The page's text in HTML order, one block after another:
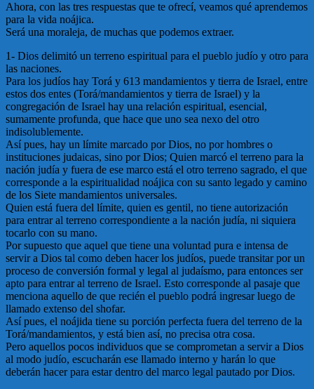
Ahora, con las tres respuestas que te ofrecí, veamos qué aprendemos
para la vida noájica.
Será una moraleja, de muchas que podemos extraer.
1- Dios delimitó un terreno espiritual para el pueblo judío y otro para
las naciones.
Para los judíos hay Torá y 613 mandamientos y tierra de Israel, entre
estos dos entes (Torá/mandamientos y tierra de Israel) y la
congregación de Israel hay una relación espiritual, esencial,
sumamente profunda, que hace que uno sea nexo del otro
indisolublemente.
Así pues, hay un límite marcado por Dios, no por hombres o
instituciones judaicas, sino por Dios; Quien marcó el terreno para la
nación judía y fuera de ese marco está el otro terreno sagrado, el que
corresponde a la espiritualidad noájica con su santo legado y camino
de los Siete mandamientos universales.
Quien está fuera del límite, quien es gentil, no tiene autorización
para entrar al terreno correspondiente a la nación judía, ni siquiera
tocarlo con su mano.
Por supuesto que aquel que tiene una voluntad pura e intensa de
servir a Dios tal como deben hacer los judíos, puede transitar por un
proceso de conversión formal y legal al judaísmo, para entonces ser
apto para entrar al terreno de Israel. Esto corresponde al pasaje que
menciona aquello de que recién el pueblo podrá ingresar luego de
llamado extenso del shofar.
Así pues, el noájida tiene su porción perfecta fuera del terreno de la
Torá/mandamientos, y está bien así, no precisa otra cosa.
Pero aquellos pocos individuos que se comprometan a servir a Dios
al modo judío, escucharán ese llamado interno y harán lo que
deberán hacer para estar dentro del marco legal pautado por Dios.